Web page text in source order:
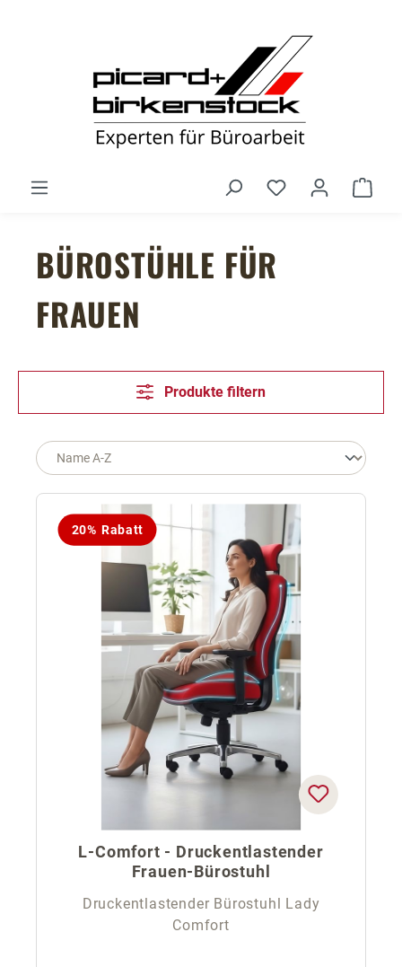
Du hast 0
BÜROSTÜHLE FÜR
FRAUEN
Produkte filtern
20% Rabatt
L-Comfort - Druckentlastender
Frauen-Bürostuhl
Druckentlastender Bürostuhl Lady
Comfort